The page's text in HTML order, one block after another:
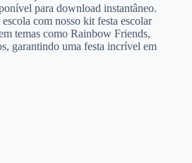
para download instantâneo.
com nosso kit festa escolar
temas como Rainbow Friends,
garantindo uma festa incrível em